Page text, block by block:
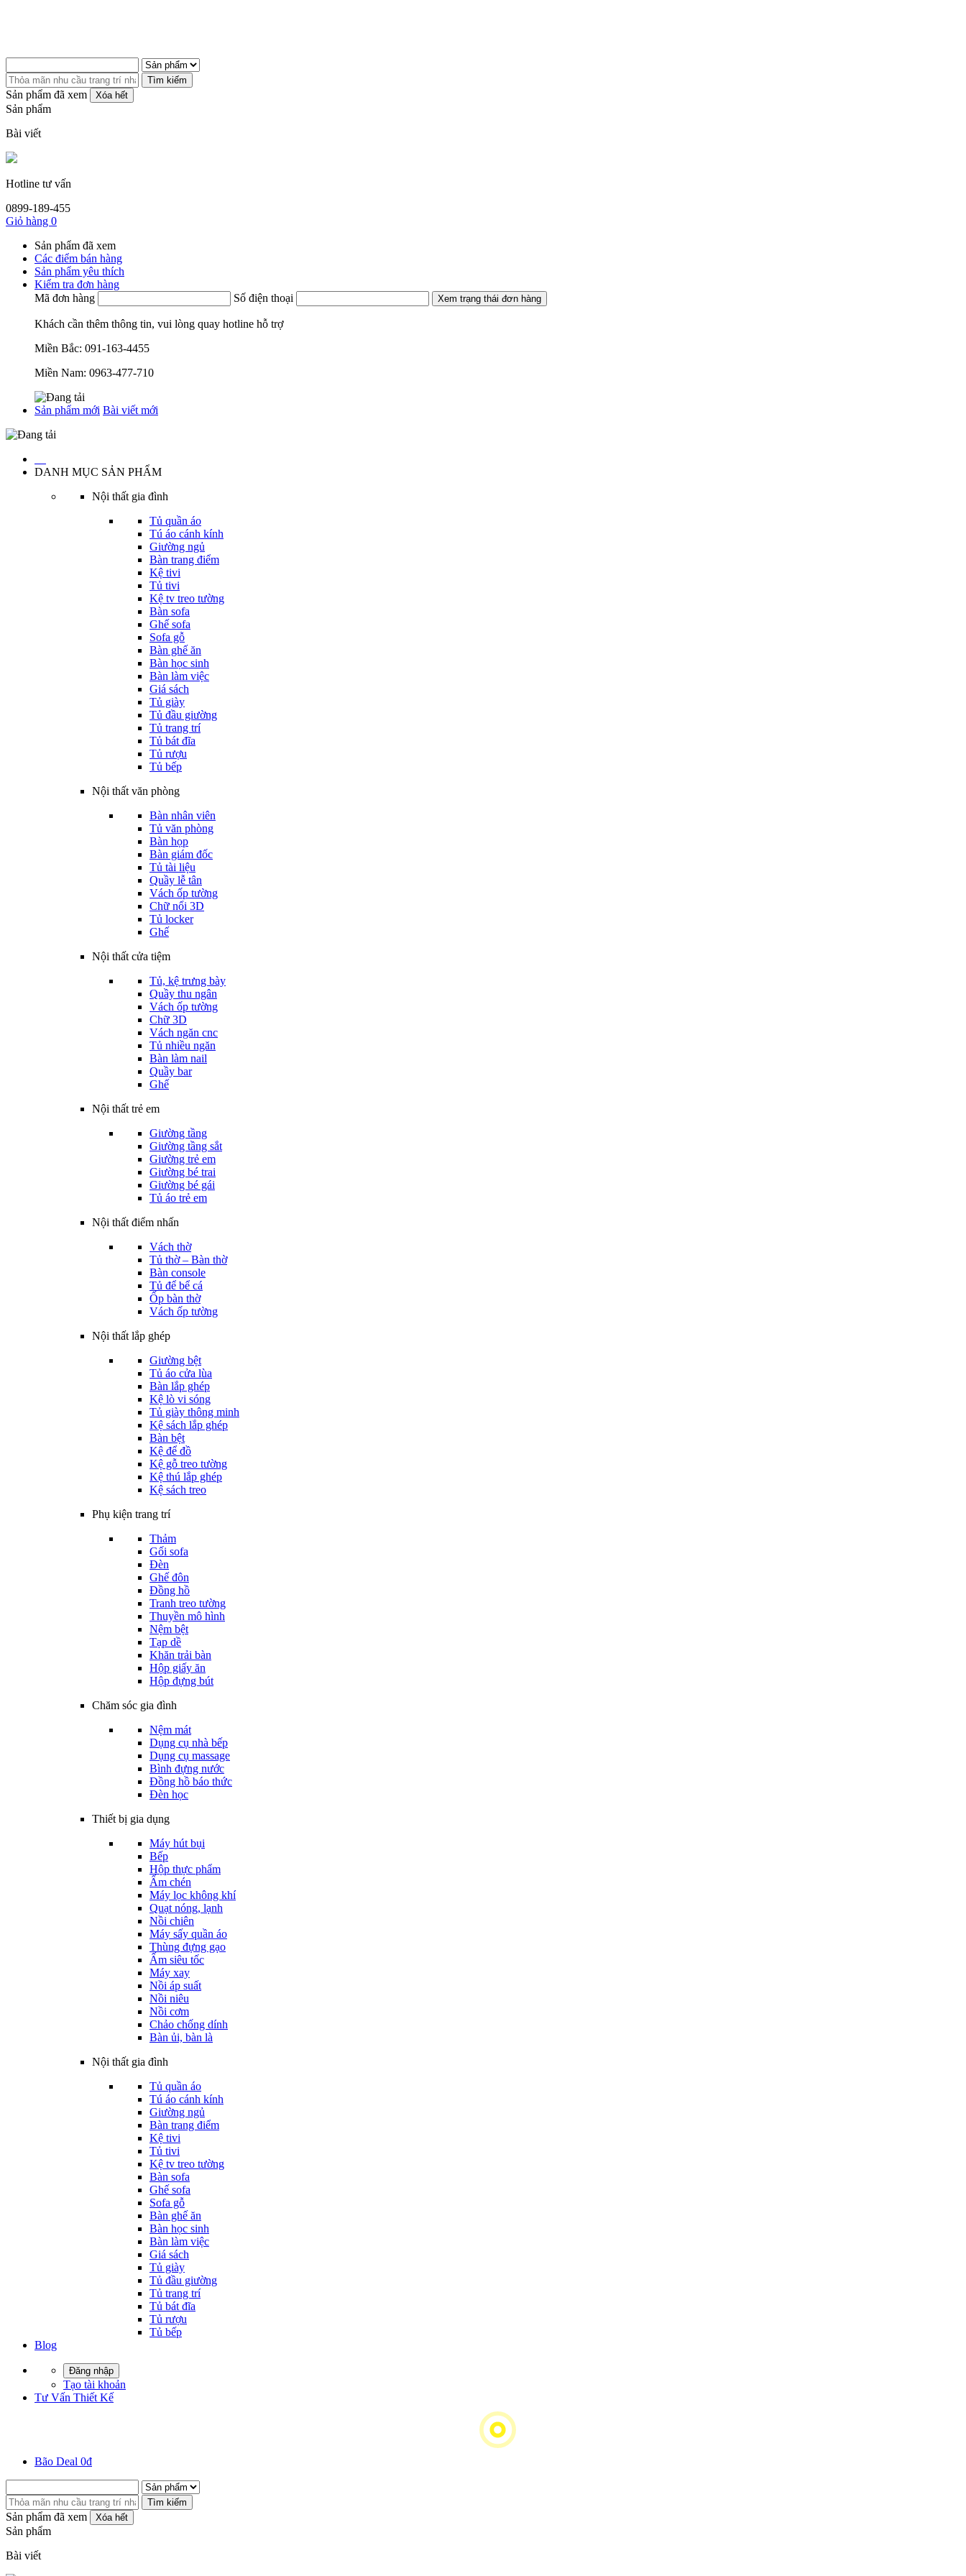
Tìm kiếm
Sản phẩm đã xem Xóa hết
Sản phẩm
Bài viết
Hotline tư vấn
0899-189-455
Giỏ hàng 0
Sản phẩm đã xem
Các điểm bán hàng
Sản phẩm yêu thích
Kiểm tra đơn hàng
Mã đơn hàng
Số điện thoại Xem trạng thái đơn hàng
Khách cần thêm thông tin, vui lòng quay hotline hỗ trợ
Miền Bắc: 091-163-4455
Miền Nam: 0963-477-710
Sản phẩm mới Bài viết mới
DANH MỤC SẢN PHẨM
Nội thất gia đình
Tủ quần áo
Tú áo cánh kính
Giường ngủ
Bàn trang điểm
Kệ tivi
Tủ tivi
Kệ tv treo tường
Bàn sofa
Ghế sofa
Sofa gỗ
Bàn ghế ăn
Bàn học sinh
Bàn làm việc
Giá sách
Tủ giày
Tủ đầu giường
Tủ trang trí
Tủ bát đĩa
Tủ rượu
Tủ bếp
Nội thất văn phòng
Bàn nhân viên
Tủ văn phòng
Bàn họp
Bàn giám đốc
Tủ tài liệu
Quầy lễ tân
Vách ốp tường
Chữ nổi 3D
Tủ locker
Ghế
Nội thất cửa tiệm
Tủ, kệ trưng bày
Quầy thu ngân
Vách ốp tường
Chữ 3D
Vách ngăn cnc
Tủ nhiều ngăn
Bàn làm nail
Quầy bar
Ghế
Nội thất trẻ em
Giường tầng
Giường tầng sắt
Giường trẻ em
Giường bé trai
Giường bé gái
Tủ áo trẻ em
Nội thất điểm nhấn
Vách thờ
Tủ thờ – Bàn thờ
Bàn console
Tủ để bể cá
Ốp bàn thờ
Vách ốp tường
Nội thất lắp ghép
Giường bệt
Tủ áo cửa lùa
Bàn lắp ghép
Kệ lò vi sóng
Tủ giày thông minh
Kệ sách lắp ghép
Bàn bệt
Kệ để đồ
Kệ gỗ treo tường
Kệ thú lắp ghép
Kệ sách treo
Phụ kiện trang trí
Thảm
Gối sofa
Đèn
Ghế đôn
Đồng hồ
Tranh treo tường
Thuyền mô hình
Nệm bệt
Tạp dề
Khăn trải bàn
Hộp giấy ăn
Hộp đựng bút
Chăm sóc gia đình
Nệm mát
Dụng cụ nhà bếp
Dụng cụ massage
Bình đựng nước
Đồng hồ báo thức
Đèn học
Thiết bị gia dụng
Máy hút bụi
Bếp
Hộp thực phẩm
Ấm chén
Máy lọc không khí
Quạt nóng, lạnh
Nồi chiên
Máy sấy quần áo
Thùng đựng gạo
Ấm siêu tốc
Máy xay
Nồi áp suất
Nồi niêu
Nồi cơm
Chảo chống dính
Bàn ủi, bàn là
Nội thất gia đình
Tủ quần áo
Tú áo cánh kính
Giường ngủ
Bàn trang điểm
Kệ tivi
Tủ tivi
Kệ tv treo tường
Bàn sofa
Ghế sofa
Sofa gỗ
Bàn ghế ăn
Bàn học sinh
Bàn làm việc
Giá sách
Tủ giày
Tủ đầu giường
Tủ trang trí
Tủ bát đĩa
Tủ rượu
Tủ bếp
Blog
Đăng nhập
Tạo tài khoản
Tư Vấn Thiết Kế
Bão Deal 0đ
Tìm kiếm
Sản phẩm đã xem Xóa hết
Sản phẩm
Bài viết